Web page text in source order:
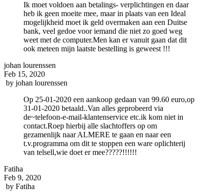
Ik moet voldoen aan betalings- verplichtingen en daar
heb ik geen moeite mee, maar in plaats van een Ideal
mogelijkheid moet ik geld overmaken aan een Duitse
bank, veel gedoe voor iemand die niet zo goed weg
weet met de computer.Men kan er vanuit gaan dat dit
ook meteen mijn laatste bestelling is geweest !!!
johan lourenssen
Feb 15, 2020
by johan lourenssen
Op 25-01-2020 een aankoop gedaan van 99.60 euro,op
31-01-2020 betaald..Van alles geprobeerd via
de~telefoon-e-mail-klantenservice etc.ik kom niet in
contact.Roep hierbij alle slachtoffers op om
gezamenlijk naar ALMERE te gaan en naar een
t.v.programma om dit te stoppen een ware oplichterij
van telsell,wie doet er mee?????!!!!!!
Fatiha
Feb 9, 2020
by Fatiha